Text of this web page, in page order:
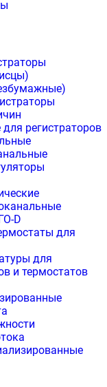
регистраторов
D
для
для
и термостатов